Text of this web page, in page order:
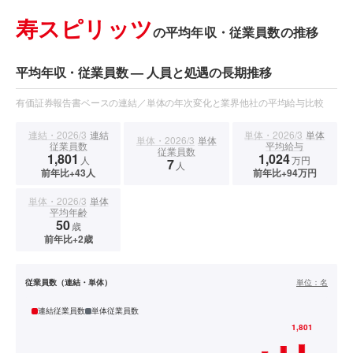
寿スピリッツの平均年収・従業員数の推移
平均年収・従業員数 — 人員と処遇の長期推移
有価証券報告書ベースの連結／単体の年次変化と業界他社の平均給与比較
連結・2026/3 連結
従業員数
1,801 人
前年比+43人
単体・2026/3 単体
従業員数
7 人
単体・2026/3 単体
平均給与
1,024万円
前年比+94万円
単体・2026/3 単体
平均年齢
50歳
前年比+2歳
従業員数（連結・単体） 単位： 名
連結従業員数 単体従業員数